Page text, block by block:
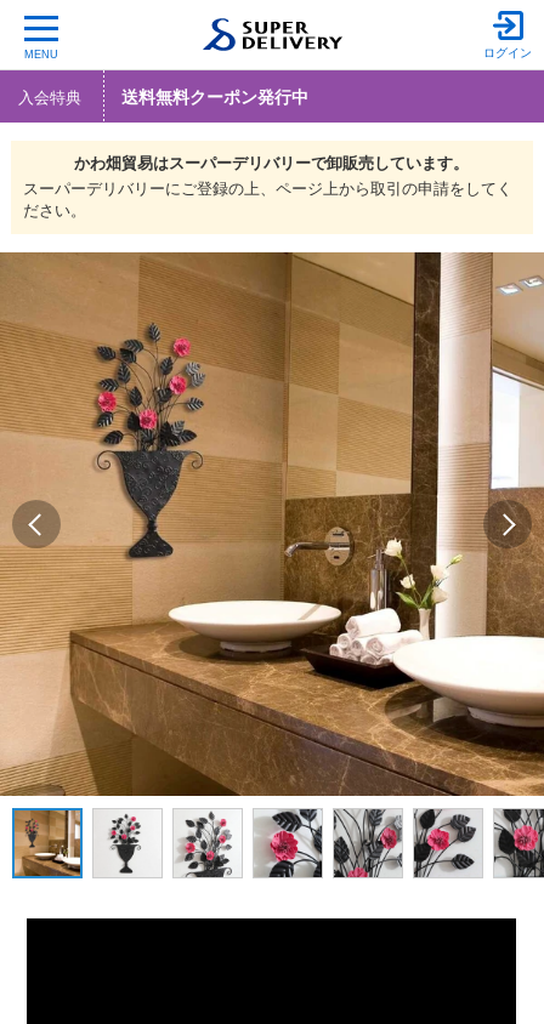
MENU ログイン
入会特典 送料無料クーポン発行中
かわ畑貿易はスーパーデリバリーで卸販売しています。
スーパーデリバリーにご登録の上、ページ上から取引の申請をしてく
ださい。